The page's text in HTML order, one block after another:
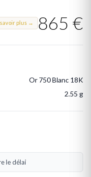
plus → 865 €
Or 750 Blanc 18K
2.55 g
le délai